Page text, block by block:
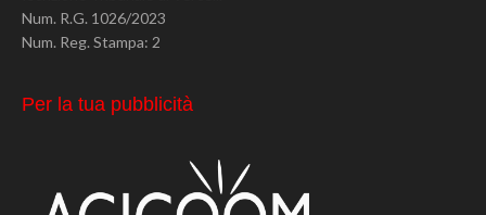
Num. R.G. 1026/2023
Num. Reg. Stampa: 2
Per la tua pubblicità